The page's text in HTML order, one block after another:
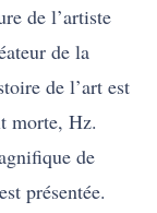
de l’artiste
de la
de l’art est
morte, Hz.
de
présentée.